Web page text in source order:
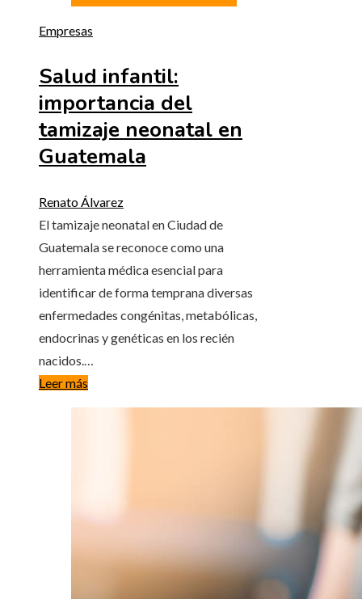
Empresas
Salud infantil:
importancia del
tamizaje neonatal en
Guatemala
Renato Álvarez
El tamizaje neonatal en Ciudad de
Guatemala se reconoce como una
herramienta médica esencial para
identificar de forma temprana diversas
enfermedades congénitas, metabólicas,
endocrinas y genéticas en los recién
nacidos.…
Leer más